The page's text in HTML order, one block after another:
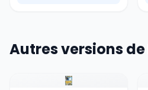
Autres versions de